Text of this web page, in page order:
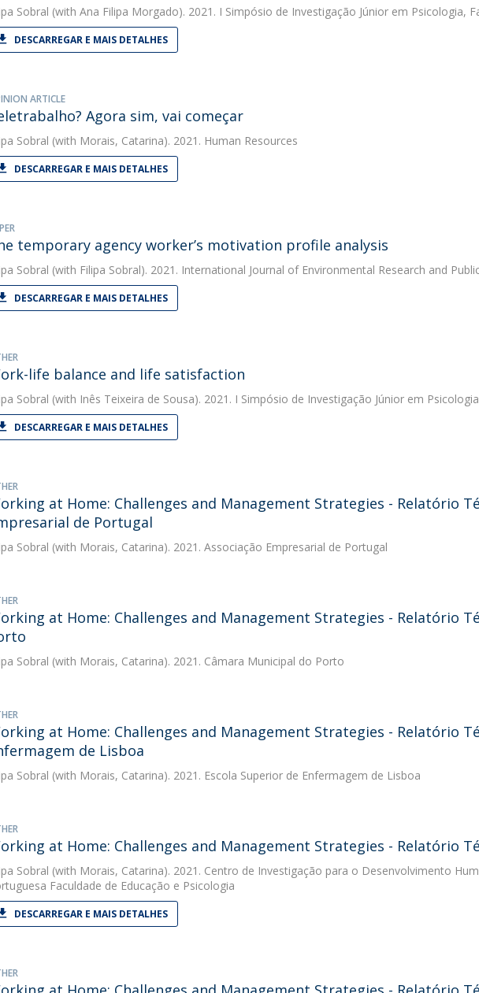
Sobral (with Ana Filipa Morgado). 2021. I Simpósio de Investigação Júnior em Psicologia,
DESCARREGAR E MAIS DETALHES
ARTICLE
Agora sim, vai começar
Sobral (with Morais, Catarina). 2021. Human Resources
DESCARREGAR E MAIS DETALHES
temporary agency worker’s motivation profile analysis
Sobral (with Filipa Sobral). 2021. International Journal of Environmental Research and
DESCARREGAR E MAIS DETALHES
life balance and life satisfaction
Sobral (with Inês Teixeira de Sousa). 2021. I Simpósio de Investigação Júnior em
DESCARREGAR E MAIS DETALHES
at Home: Challenges and Management Strategies - Relatório
de Portugal
Sobral (with Morais, Catarina). 2021. Associação Empresarial de Portugal
at Home: Challenges and Management Strategies - Relatório
Sobral (with Morais, Catarina). 2021. Câmara Municipal do Porto
at Home: Challenges and Management Strategies - Relatório
de Lisboa
Sobral (with Morais, Catarina). 2021. Escola Superior de Enfermagem de Lisboa
at Home: Challenges and Management Strategies - Relatório
Sobral (with Morais, Catarina). 2021. Centro de Investigação para o Desenvolvimento
Faculdade de Educação e Psicologia
DESCARREGAR E MAIS DETALHES